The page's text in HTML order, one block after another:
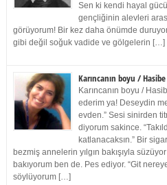
Sen ki kendi hayal
gençliğinin alevleri
görüyorum! Bir kez daha önümde
gibi değil soğuk vadide ve gölgelerin […]
Karıncanın boyu /
Karıncanın boyu /
ederim ya! Deseydin
evden.” Sesi sinirden
diyorum sakince.
katlanacaksın.” Bir
bezmiş annelerin yılgın bakışıyla
bakıyorum ben de. Pes ediyor. “Git
söylüyorum […]